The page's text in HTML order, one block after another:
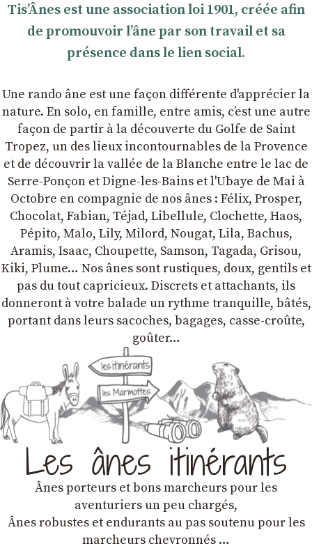
TisʼÂnes est une association loi 1901, créée afin
de promouvoir lʼâne par son travail et sa
présence dans le lien social.
Une rando âne est une façon différente d'apprécier la
nature. En solo, en famille, entre amis, cʼest une autre
façon de partir à la découverte du Golfe de Saint
Tropez, un des lieux incontournables de la Provence
et de découvrir la vallée de la Blanche entre le lac de
Serre-Ponçon et Digne-les-Bains et l'Ubaye de Mai à
Octobre en compagnie de nos ânes : Félix, Prosper,
Chocolat, Fabian, Téjad, Libellule, Clochette, Haos,
Pépito, Malo, Lily, Milord, Nougat, Lila, Bachus,
Aramis, Isaac, Choupette, Samson, Tagada, Grisou,
Kiki, Plume… Nos ânes sont rustiques, doux, gentils et
pas du tout capricieux. Discrets et attachants, ils
donneront à votre balade un rythme tranquille, bâtés,
portant dans leurs sacoches, bagages, casse-croûte,
goûter…
Les ânes itinérants
Ânes porteurs et bons marcheurs pour les
aventuriers un peu chargés,
Ânes robustes et endurants au pas soutenu pour les
marcheurs chevronnés …